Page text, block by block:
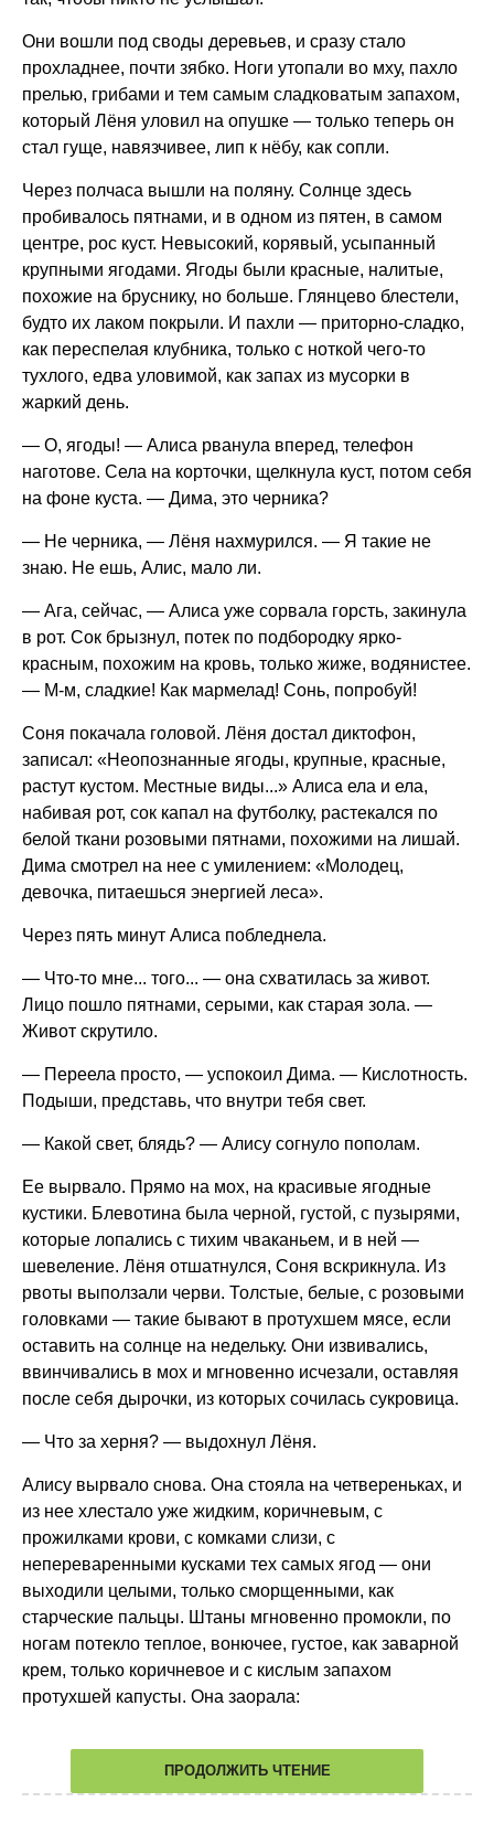
Они вошли под своды деревьев, и сразу стало
прохладнее, почти зябко. Ноги утопали во мху, пахло
прелью, грибами и тем самым сладковатым запахом,
который Лёня уловил на опушке — только теперь он
стал гуще, навязчивее, лип к нёбу, как сопли.
Через полчаса вышли на поляну. Солнце здесь
пробивалось пятнами, и в одном из пятен, в самом
центре, рос куст. Невысокий, корявый, усыпанный
крупными ягодами. Ягоды были красные, налитые,
похожие на бруснику, но больше. Глянцево блестели,
будто их лаком покрыли. И пахли — приторно-сладко,
как переспелая клубника, только с ноткой чего-то
тухлого, едва уловимой, как запах из мусорки в
жаркий день.
— О, ягоды! — Алиса рванула вперед, телефон
наготове. Села на корточки, щелкнула куст, потом себя
на фоне куста. — Дима, это черника?
— Не черника, — Лёня нахмурился. — Я такие не
знаю. Не ешь, Алис, мало ли.
— Ага, сейчас, — Алиса уже сорвала горсть, закинула
в рот. Сок брызнул, потек по подбородку ярко-
красным, похожим на кровь, только жиже, водянистее.
— М-м, сладкие! Как мармелад! Сонь, попробуй!
Соня покачала головой. Лёня достал диктофон,
записал: «Неопознанные ягоды, крупные, красные,
растут кустом. Местные виды...» Алиса ела и ела,
набивая рот, сок капал на футболку, растекался по
белой ткани розовыми пятнами, похожими на лишай.
Дима смотрел на нее с умилением: «Молодец,
девочка, питаешься энергией леса».
Через пять минут Алиса побледнела.
— Что-то мне... того... — она схватилась за живот.
Лицо пошло пятнами, серыми, как старая зола. —
Живот скрутило.
— Переела просто, — успокоил Дима. — Кислотность.
Подыши, представь, что внутри тебя свет.
— Какой свет, блядь? — Алису согнуло пополам.
Ее вырвало. Прямо на мох, на красивые ягодные
кустики. Блевотина была черной, густой, с пузырями,
которые лопались с тихим чваканьем, и в ней —
шевеление. Лёня отшатнулся, Соня вскрикнула. Из
рвоты выползали черви. Толстые, белые, с розовыми
головками — такие бывают в протухшем мясе, если
оставить на солнце на недельку. Они извивались,
ввинчивались в мох и мгновенно исчезали, оставляя
после себя дырочки, из которых сочилась сукровица.
— Что за херня? — выдохнул Лёня.
Алису вырвало снова. Она стояла на четвереньках, и
из нее хлестало уже жидким, коричневым, с
прожилками крови, с комками слизи, с
непереваренными кусками тех самых ягод — они
выходили целыми, только сморщенными, как
старческие пальцы. Штаны мгновенно промокли, по
ногам потекло теплое, вонючее, густое, как заварной
крем, только коричневое и с кислым запахом
протухшей капусты. Она заорала:
ПРОДОЛЖИТЬ ЧТЕНИЕ